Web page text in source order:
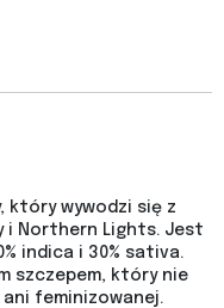
który wywodzi się z
i Northern Lights. Jest
indica i 30% sativa.
szczepem, który nie
feminizowanej.